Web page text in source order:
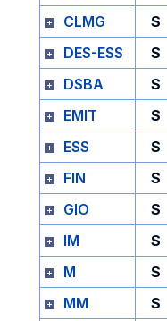
CLMG
S
DES-ESS
S
DSBA
S
EMIT
S
ESS
S
FIN
S
GIO
S
IM
S
M
S
MM
S